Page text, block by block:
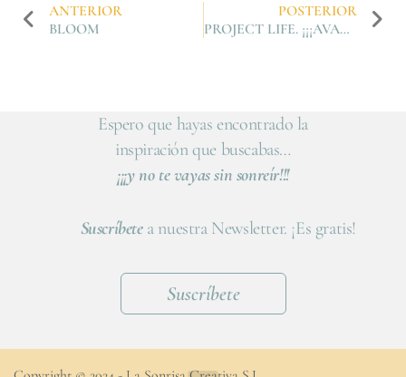
ANTERIOR
BLOOM
POSTERIOR
PROJECT LIFE. ¡¡¡AVANZAMOS!!!
Espero que hayas encontrado la
inspiración que buscabas…
¡¡¡y no te vayas sin sonreír!!!
Suscríbetea nuestra Newsletter. ¡Es gratis!
Suscríbete